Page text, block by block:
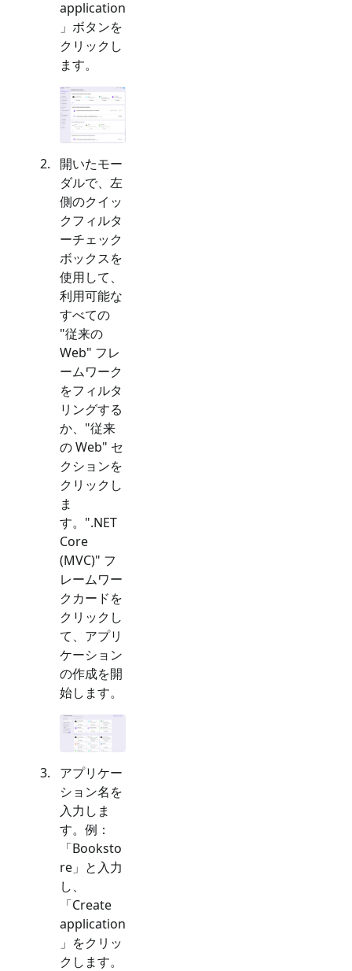
application
」ボタンを
クリックし
ます。
開いたモー
ダルで、左
側のクイッ
クフィルタ
ーチェック
ボックスを
使用して、
利用可能な
すべての
"従来の
Web" フレ
ームワーク
をフィルタ
リングする
か、"従来
の Web" セ
クションを
クリックし
ま
す。".NET
Core
(MVC)" フ
レームワー
クカードを
クリックし
て、アプリ
ケーション
の作成を開
始します。
アプリケー
ション名を
入力しま
す。例：
「Booksto
re」と入力
し、
「Create
application
」をクリッ
クします。